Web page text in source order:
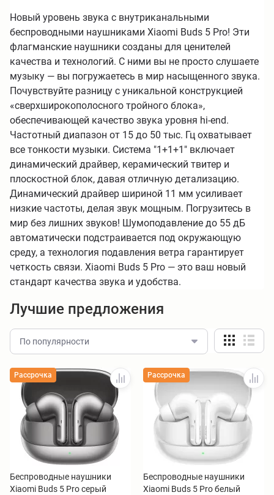
Новый уровень звука с внутриканальными
беспроводными наушниками Xiaomi Buds 5 Pro! Эти
флагманские наушники созданы для ценителей
качества и технологий. С ними вы не просто слушаете
музыку — вы погружаетесь в мир насыщенного звука.
Почувствуйте разницу с уникальной конструкцией
«сверхширокополосного тройного блока»,
обеспечивающей качество звука уровня hi-end.
Частотный диапазон от 15 до 50 тыс. Гц охватывает
все тонкости музыки. Система "1+1+1" включает
динамический драйвер, керамический твитер и
плоскостной блок, давая отличную детализацию.
Динамический драйвер шириной 11 мм усиливает
низкие частоты, делая звук мощным. Погрузитесь в
мир без лишних звуков! Шумоподавление до 55 дБ
автоматически подстраивается под окружающую
среду, а технология подавления ветра гарантирует
четкость связи. Xiaomi Buds 5 Pro — это ваш новый
стандарт качества звука и удобства.
Лучшие предложения
По популярности
Рассрочка
Беспроводные наушники
Xiaomi Buds 5 Pro серый
Рассрочка
Беспроводные наушники
Xiaomi Buds 5 Pro белый